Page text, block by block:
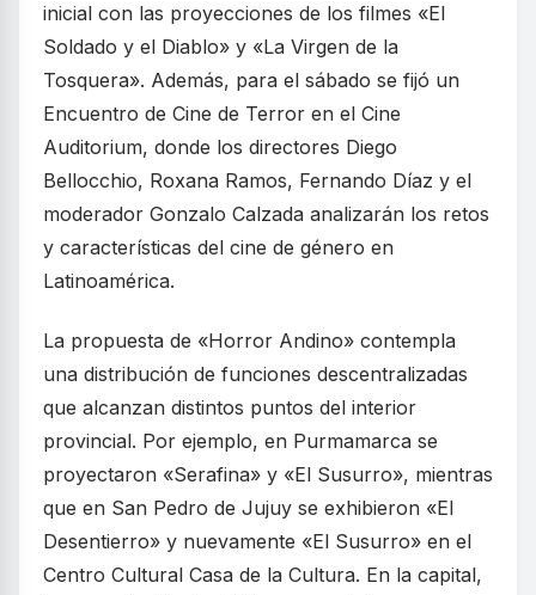
inicial con las proyecciones de los filmes «El
Soldado y el Diablo» y «La Virgen de la
Tosquera». Además, para el sábado se fijó un
Encuentro de Cine de Terror en el Cine
Auditorium, donde los directores Diego
Bellocchio, Roxana Ramos, Fernando Díaz y el
moderador Gonzalo Calzada analizarán los retos
y características del cine de género en
Latinoamérica.
La propuesta de «Horror Andino» contempla
una distribución de funciones descentralizadas
que alcanzan distintos puntos del interior
provincial. Por ejemplo, en Purmamarca se
proyectaron «Serafina» y «El Susurro», mientras
que en San Pedro de Jujuy se exhibieron «El
Desentierro» y nuevamente «El Susurro» en el
Centro Cultural Casa de la Cultura. En la capital,